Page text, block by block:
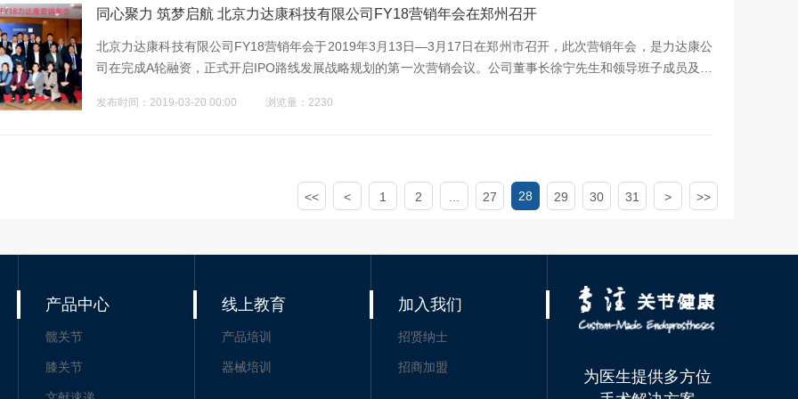
同心聚力 筑梦启航 北京力达康科技有限公司FY18营销年会在郑州召开
北京力达康科技有限公司FY18营销年会于2019年3月13日—3月17日在郑州市召开，此次营销年会，是力达康公
司在完成A轮融资，正式开启IPO路线发展战略规划的第一次营销会议。公司董事长徐宁先生和领导班子成员及各
发布时间：2019-03-20 00:00 浏览量：2230
<< < 1 2 27 28 29 30 31 > >>
产品中心
髋关节
膝关节
线上教育
产品培训
器械培训
加入我们
招贤纳士
招商加盟
为医生提供多方位